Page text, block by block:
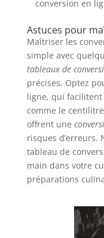
conversion en
Astuces pour
Maîtriser les
simple avec
tableaux de
précises. Optez
ligne, qui
comme le
offrent une
risques d’erreurs.
tableau de
main dans votre
préparations